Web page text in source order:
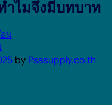
ม
ำไมจึงมีบทบาท
by Psasupply.co.th